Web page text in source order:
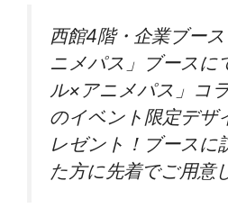
西館4階・企業ブー
ニメパス」ブースに
ル×アニメパス」コ
のイベント限定デザ
レゼント！ブースに
た方に先着でご用意